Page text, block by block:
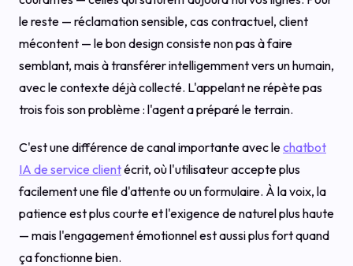
le reste — réclamation sensible, cas contractuel, client
mécontent — le bon design consiste non pas à faire
semblant, mais à transférer intelligemment vers un humain,
avec le contexte déjà collecté. L'appelant ne répète pas
trois fois son problème : l'agent a préparé le terrain.
C'est une différence de canal importante avec lechatbot
IA de service clientécrit, où l'utilisateur accepte plus
facilement une file d'attente ou un formulaire. À la voix, la
patience est plus courte et l'exigence de naturel plus haute
— mais l'engagement émotionnel est aussi plus fort quand
ça fonctionne bien.